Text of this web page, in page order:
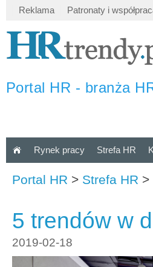
Reklama Patronaty i
Portal HR - branża
Rynek pracy Strefa HR
Portal HR > Strefa HR >
5 trendów w
2019-02-18